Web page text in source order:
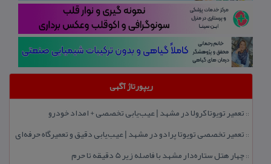
ریپورتاژ آگهی
:: تعمیر تویوتا كرولا در مشهد | عیب‌یابی تخصصی + امداد خودرو
:: تعمیر تخصصی تویوتا پرادو در مشهد | عیب‌یابی دقیق و تعمیرگاه حرفه‌ای
::چهار هتل‌ ستاره‌دار مشهد با فاصله زیر 5 دقیقه تا حرم